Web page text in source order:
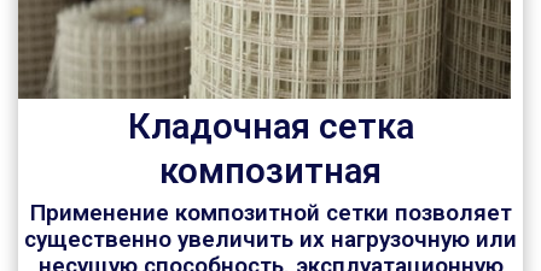
Кладочная сетка
композитная
Применение композитной сетки позволяет
существенно увеличить их нагрузочную или